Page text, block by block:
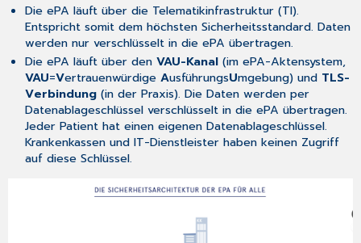
Die ePA läuft über die Telematikinfrastruktur (TI).
Entspricht somit dem höchsten Sicherheitsstandard. Daten
werden nur verschlüsselt in die ePA übertragen.
Die ePA läuft über den VAU-Kanal(im ePA-Aktensystem,
VAU=Vertrauenwürdige AusführungsUmgebung) und TLS-
Verbindung(in der Praxis). Die Daten werden per
Datenablageschlüssel verschlüsselt in die ePA übertragen.
Jeder Patient hat einen eigenen Datenablageschlüssel.
Krankenkassen und IT-Dienstleister haben keinen Zugriff
auf diese Schlüssel.